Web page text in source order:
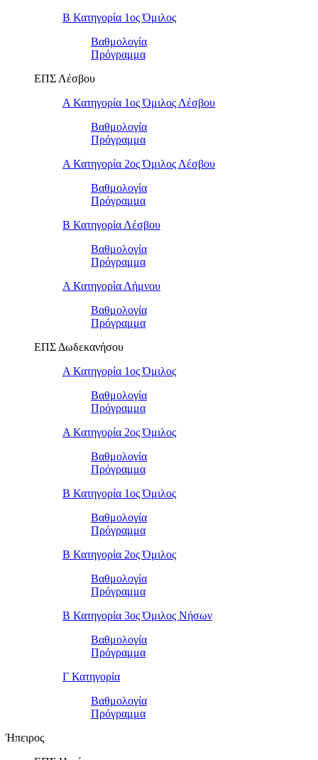
Β Κατηγορία 1ος Όμιλος
Βαθμολογία
Πρόγραμμα
ΕΠΣ Λέσβου
Α Κατηγορία 1ος Όμιλος Λέσβου
Βαθμολογία
Πρόγραμμα
Α Κατηγορία 2ος Όμιλος Λέσβου
Βαθμολογία
Πρόγραμμα
B Κατηγορία Λέσβου
Βαθμολογία
Πρόγραμμα
Α Κατηγορία Λήμνου
Βαθμολογία
Πρόγραμμα
ΕΠΣ Δωδεκανήσου
Α Κατηγορία 1ος Όμιλος
Βαθμολογία
Πρόγραμμα
Α Κατηγορία 2ος Όμιλος
Βαθμολογία
Πρόγραμμα
Β Κατηγορία 1ος Όμιλος
Βαθμολογία
Πρόγραμμα
Β Κατηγορία 2ος Όμιλος
Βαθμολογία
Πρόγραμμα
Β Κατηγορία 3ος Όμιλος Νήσων
Βαθμολογία
Πρόγραμμα
Γ Κατηγορία
Βαθμολογία
Πρόγραμμα
Ήπειρος